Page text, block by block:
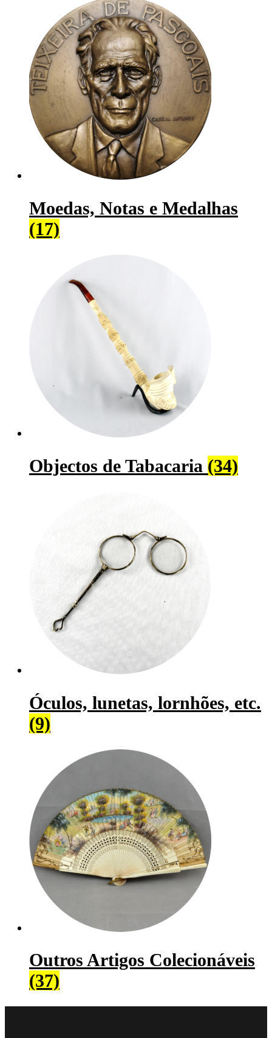
Moedas, Notas e Medalhas
(17)
Objectos de Tabacaria (34)
Óculos, lunetas, lornhões, etc.
(9)
Outros Artigos Colecionáveis
(37)